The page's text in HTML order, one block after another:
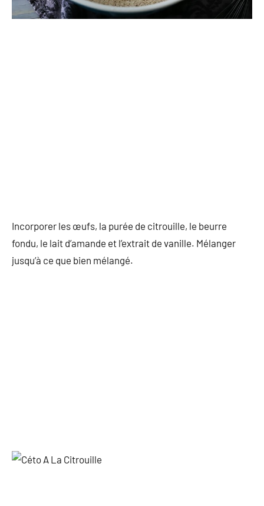
Incorporer les œufs, la purée de citrouille, le beurre
fondu, le lait d’amande et l’extrait de vanille. Mélanger
jusqu’à ce que bien mélangé.